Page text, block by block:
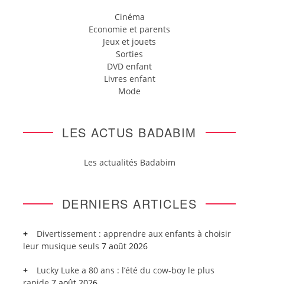
Cinéma
Economie et parents
Jeux et jouets
Sorties
DVD enfant
Livres enfant
Mode
LES ACTUS BADABIM
Les actualités Badabim
DERNIERS ARTICLES
Divertissement : apprendre aux enfants à choisir
leur musique seuls 7 août 2026
Lucky Luke a 80 ans : l’été du cow-boy le plus